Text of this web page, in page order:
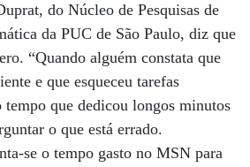
do Núcleo de Pesquisas de
da PUC de São Paulo, diz que
“Quando alguém constata que
e que esqueceu tarefas
tempo que dedicou longos minutos
o que está errado.
se o tempo gasto no MSN para